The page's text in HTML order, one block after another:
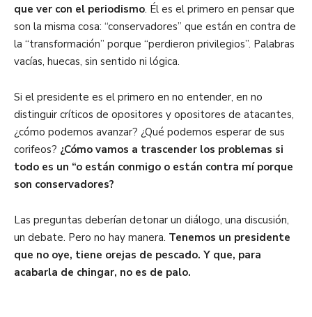
que ver con el periodismo. Él es el primero en pensar que
son la misma cosa: “conservadores” que están en contra de
la “transformación” porque “perdieron privilegios”. Palabras
vacías, huecas, sin sentido ni lógica.
Si el presidente es el primero en no entender, en no
distinguir críticos de opositores y opositores de atacantes,
¿cómo podemos avanzar? ¿Qué podemos esperar de sus
corifeos? ¿Cómo vamos a trascender los problemas si
todo es un “o están conmigo o están contra mí porque
son conservadores?
Las preguntas deberían detonar un diálogo, una discusión,
un debate. Pero no hay manera. Tenemos un presidente
que no oye, tiene orejas de pescado. Y que, para
acabarla de chingar, no es de palo.